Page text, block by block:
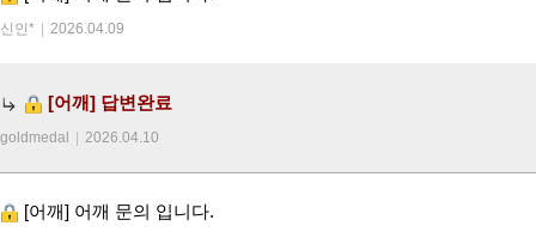
신인* 2026.04.09
[어깨] 답변완료
goldmedal 2026.04.10
[어깨] 어깨 문의 입니다.